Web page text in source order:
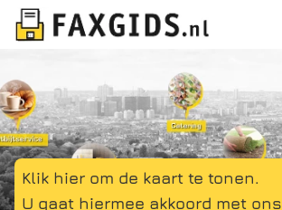
Klik hier om de kaart te tonen.
U gaat hiermee akkoord met ons